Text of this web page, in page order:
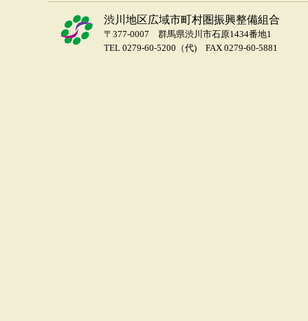
渋川地区広域市町村圏振興整備組合
〒377-0007 群馬県渋川市石原1434番地1
TEL 0279-60-5200（代) FAX 0279-60-5881